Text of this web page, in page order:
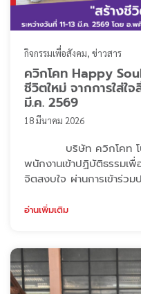
กิจกรรมเพื่อสังคม ข่าวสาร
ควิกโคท Happy
ชีวิตใหม่ จากการใส่ใ
มี.ค. 2569
18 มีนาคม 2026
บริษัท ควิกโคท โปร
พนักงานเข้าปฏิบัติธรรมเ
จิตสงบใจ ผ่านการเข้าร่ว
เรียนรู้หลักธรรมคำสอน
การใส่ใจสิ่งเล็ก ๆ” จัด ...
อ่านเพิ่มเติม